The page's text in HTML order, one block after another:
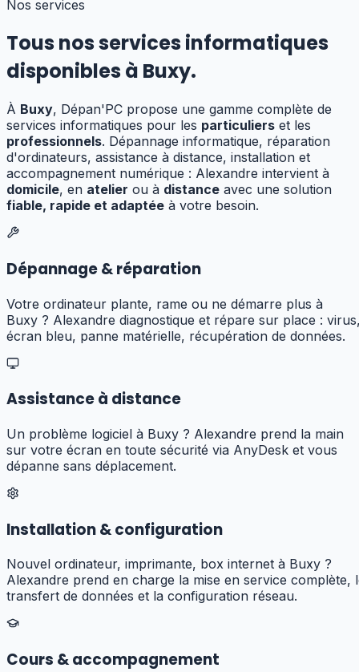
Nos services
Tous nos services informatiques
disponibles à Buxy.
À Buxy, Dépan'PC propose une gamme complète de
services informatiques pour les particuliers et les
professionnels. Dépannage informatique, réparation
d'ordinateurs, assistance à distance, installation et
accompagnement numérique : Alexandre intervient à
domicile, en atelier ou à distance avec une solution
fiable, rapide et adaptée à votre besoin.
Dépannage & réparation
Votre ordinateur plante, rame ou ne démarre plus à
Buxy ? Alexandre diagnostique et répare sur place :
écran bleu, panne matérielle, récupération de données.
Assistance à distance
Un problème logiciel à Buxy ? Alexandre prend la main
sur votre écran en toute sécurité via AnyDesk et vous
dépanne sans déplacement.
Installation & configuration
Nouvel ordinateur, imprimante, box internet à Buxy ?
Alexandre prend en charge la mise en service complète,
transfert de données et la configuration réseau.
Cours & accompagnement